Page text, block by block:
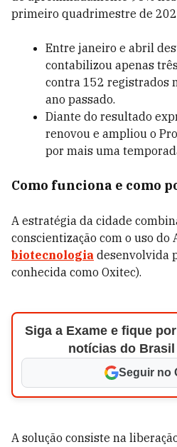
primeiro quadrimestre de
Entre janeiro e abril
contabilizou apenas
contra 152 registrados
ano passado.
Diante do resultado
renovou e ampliou o
por mais uma
Como funciona e como
A estratégia da cidade
conscientização com o uso do
biotecnologia desenvolvida
conhecida como Oxitec).
Siga a Exame e fique
notícias do
Seguir no
A solução consiste na